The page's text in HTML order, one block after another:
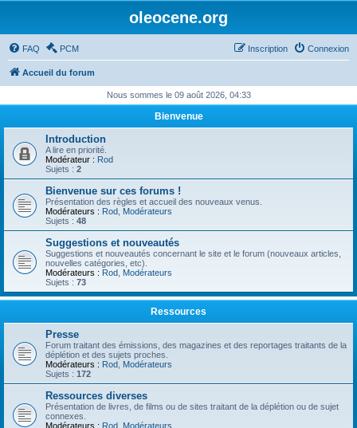
oleocene.org
FAQ PCM Connexion
Inscription
Accueil du forum
Nous sommes le 09 août 2026, 04:33
Bienvenue
Introduction
A lire en priorité.
Modérateur : Rod
Sujets : 2
Bienvenue sur ces forums !
Présentation des règles et accueil des nouveaux venus.
Modérateurs : Rod Modérateurs
Sujets : 48
Suggestions et nouveautés
Suggestions et nouveautés concernant le site et le forum (nouveaux articles,
nouvelles catégories, etc).
Modérateurs : Rod Modérateurs
Sujets : 73
Ressources
Presse
Forum traitant des émissions, des magazines et des reportages traitants de la
déplétion et des sujets proches.
Modérateurs : Rod Modérateurs
Sujets : 172
Ressources diverses
Présentation de livres, de films ou de sites traitant de la déplétion ou de sujet
connexes.
Modérateurs : Rod Modérateurs